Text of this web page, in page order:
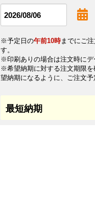
※予定日の午前10時までにご
す。
※印刷ありの場合は注文時にデ
※希望納期に対する注文期限
望納期になるように、ご注文予
最短納期